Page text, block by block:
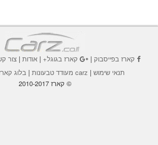
קארז בפייסבוק| קארז בגוגל+|אודות |צור
תנאי שימוש | carz מעודד טבעונות | בלוג
© קארז 2010-2017